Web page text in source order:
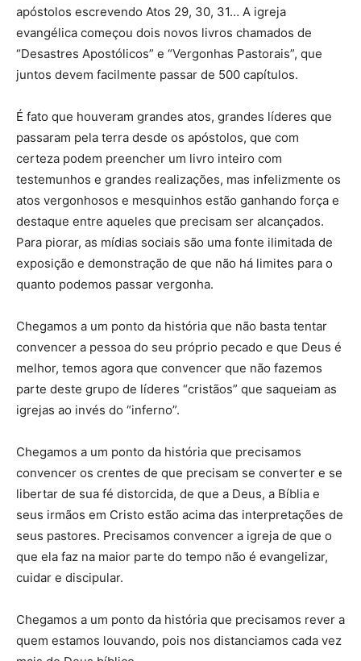
apóstolos escrevendo Atos 29, 30, 31… A igreja
evangélica começou dois novos livros chamados de
“Desastres Apostólicos” e “Vergonhas Pastorais”, que
juntos devem facilmente passar de 500 capítulos.
É fato que houveram grandes atos, grandes líderes que
passaram pela terra desde os apóstolos, que com
certeza podem preencher um livro inteiro com
testemunhos e grandes realizações, mas infelizmente os
atos vergonhosos e mesquinhos estão ganhando força e
destaque entre aqueles que precisam ser alcançados.
Para piorar, as mídias sociais são uma fonte ilimitada de
exposição e demonstração de que não há limites para o
quanto podemos passar vergonha.
Chegamos a um ponto da história que não basta tentar
convencer a pessoa do seu próprio pecado e que Deus é
melhor, temos agora que convencer que não fazemos
parte deste grupo de líderes “cristãos” que saqueiam as
igrejas ao invés do “inferno”.
Chegamos a um ponto da história que precisamos
convencer os crentes de que precisam se converter e se
libertar de sua fé distorcida, de que a Deus, a Bíblia e
seus irmãos em Cristo estão acima das interpretações de
seus pastores. Precisamos convencer a igreja de que o
que ela faz na maior parte do tempo não é evangelizar,
cuidar e discipular.
Chegamos a um ponto da história que precisamos rever a
quem estamos louvando, pois nos distanciamos cada vez